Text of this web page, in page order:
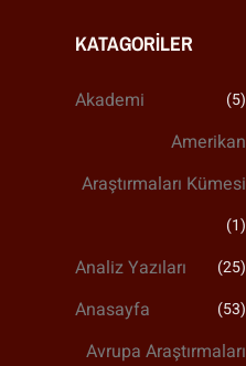
KATAGORILER
Akademi (5)
Amerikan
Araştırmaları Kümesi
(1)
Analiz Yazıları (25)
Anasayfa (53)
Avrupa Araştırmaları